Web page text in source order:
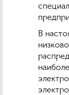
В